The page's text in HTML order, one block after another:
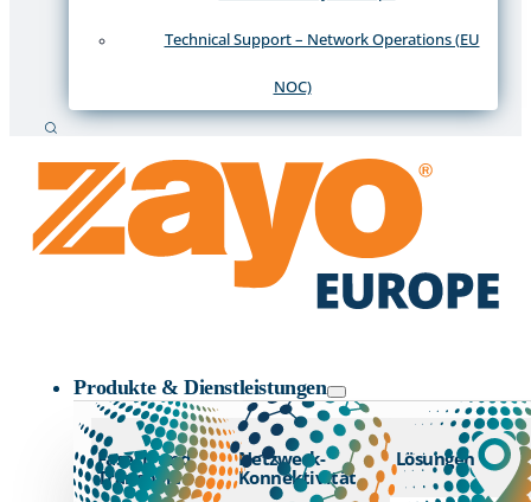
Technical Support – Network Operations (EU
NOC)
Suche
Produkte & Dienstleistungen
Fasern und
Transport
Netzwerk-
Konnektivität
Lösungen